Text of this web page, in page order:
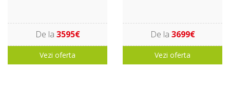
De la 3595€
Vezi oferta
De la 3699€
Vezi oferta